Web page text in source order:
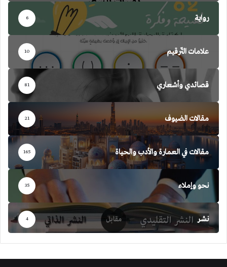
رواية 6
علامات التّرقيم 10
قصائدي وأشعاري 81
مقالات الضيوف 21
مقالات في العمارة والأدب والحياة 165
نحو وإملاء 35
نشر 4